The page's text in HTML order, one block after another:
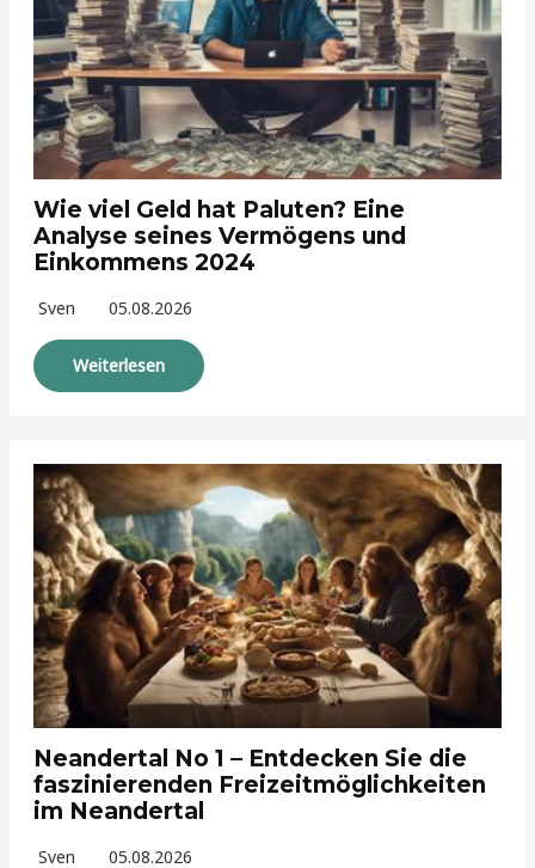
Wie viel Geld hat Paluten? Eine
Analyse seines Vermögens und
Einkommens 2024
Sven 05.08.2026
Weiterlesen
Neandertal No 1 – Entdecken Sie die
faszinierenden Freizeitmöglichkeiten
im Neandertal
Sven 05.08.2026